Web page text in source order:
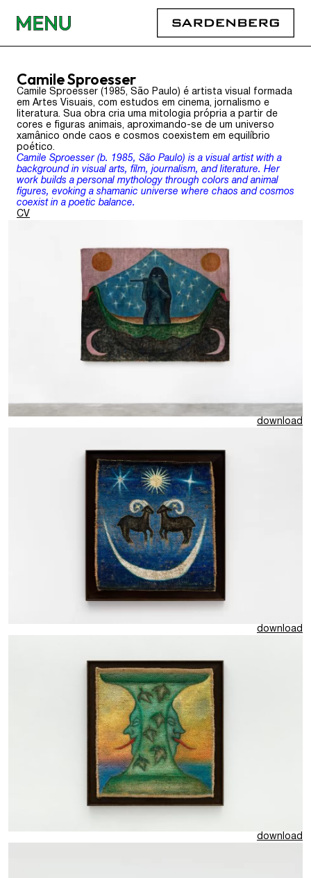
Camile Sproesser
Camile Sproesser (1985, São Paulo) é artista visual formada
em Artes Visuais, com estudos em cinema, jornalismo e
literatura. Sua obra cria uma mitologia própria a partir de
cores e figuras animais, aproximando-se de um universo
xamânico onde caos e cosmos coexistem em equilíbrio
poético.
Camile Sproesser (b. 1985, São Paulo) is a visual artist with a
background in visual arts, film, journalism, and literature. Her
work builds a personal mythology through colors and animal
figures, evoking a shamanic universe where chaos and cosmos
coexist in a poetic balance.
CV
download
download
download